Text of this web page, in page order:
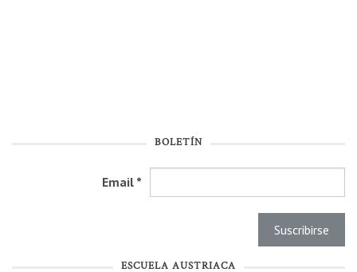
BOLETÍN
Email *
ESCUELA AUSTRIACA